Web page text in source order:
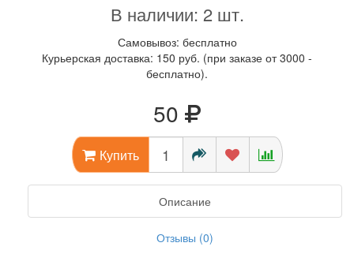
В наличии: 2 шт.
Самовывоз: бесплатно
Курьерская доставка: 150 руб. (при заказе от 3000 -
бесплатно).
50
Купить
Описание
Отзывы (0)